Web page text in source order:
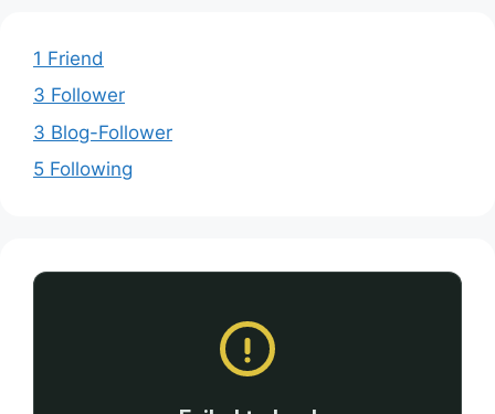
1 Friend
3 Follower
3 Blog-Follower
5 Following